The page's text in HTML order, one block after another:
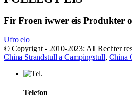
Fir Froen iwwer eis Produkter
Ufro elo
© Copyright - 2010-2023: All Rechter
China Strandstull a Campingstull, China
Telefon